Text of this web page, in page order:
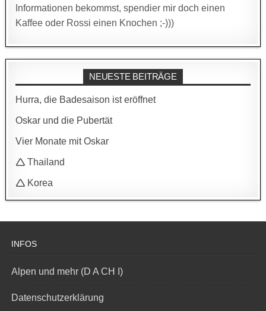
Informationen bekommst, spendier mir doch einen
Kaffee oder Rossi einen Knochen ;-)))
NEUESTE BEITRÄGE
Hurra, die Badesaison ist eröffnet
Oskar und die Pubertät
Vier Monate mit Oskar
🛆 Thailand
🛆 Korea
INFOS
Alpen und mehr (D A CH I)
Datenschutzerklärung